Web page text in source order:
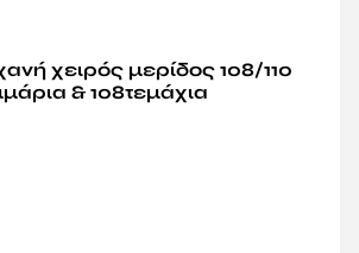
χειρός μερίδος 108/110
& 108τεμάχια